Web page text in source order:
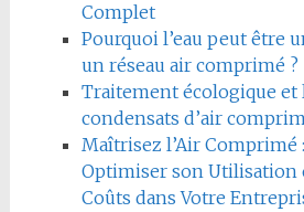
Complet
Pourquoi l’eau peut être
un réseau air comprimé ?
Traitement écologique et
condensats d’air
Maîtrisez l’Air Comprimé
Optimiser son Utilisation
Coûts dans Votre